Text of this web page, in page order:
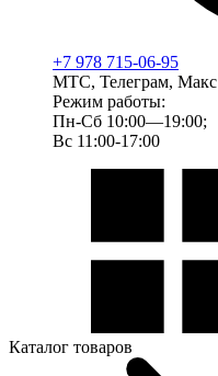
+7 978 715-06-95
МТС, Телеграм, Макс
Режим работы:
Пн-Сб 10:00—19:00;
Вс 11:00-17:00
Каталог товаров